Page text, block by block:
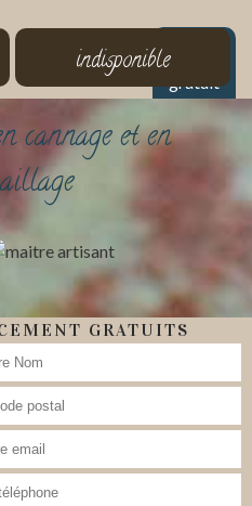
Devis
gratuit
indisponible
cannage et en
GRATUITS